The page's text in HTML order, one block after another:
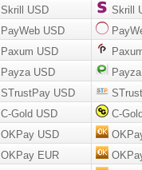
Skrill USD
Skrill
PayWeb USD
Paxum USD
Payza USD
STrustPay USD
C-Gold USD
C-
OKPay USD
OKPay EUR